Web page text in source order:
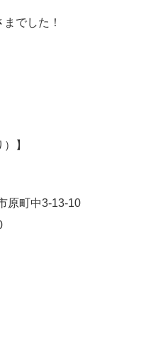
でした！
】
原町中3-13-10